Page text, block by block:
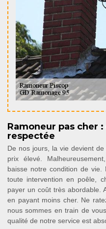
Ramoneur pas cher
respectée
De nos jours, la vie devient
prix élevé.
baisse notre condition de
toute intervention en poêle,
payer un coût très abordable.
en payant moins cher. Ne
nous sommes en train de
qualité de notre service est